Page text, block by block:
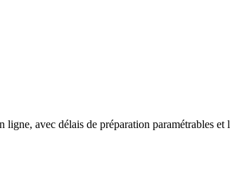
ligne, avec délais de préparation paramétrables